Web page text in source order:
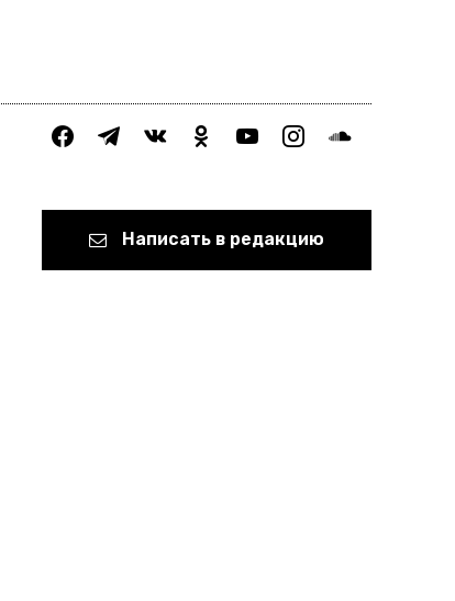
facebooktelegramvkontakteodnoklassniki
youtubeinstagramsoundcloud
Написать в редакцию